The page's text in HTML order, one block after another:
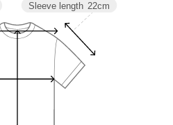
Sleeve length 22cm